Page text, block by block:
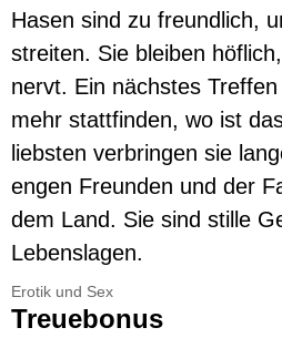
Hasen sind zu freundlich,
streiten. Sie bleiben
nervt. Ein nächstes
mehr stattfinden, wo ist
liebsten verbringen sie
engen Freunden und der
dem Land. Sie sind stille
Lebenslagen.
Erotik und Sex
Treuebonus